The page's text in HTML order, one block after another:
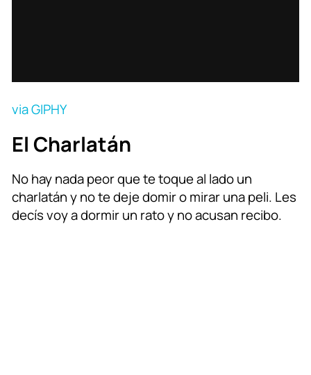
via GIPHY
El Charlatán
No hay nada peor que te toque al lado un
charlatán y no te deje domir o mirar una peli. Les
decís voy a dormir un rato y no acusan recibo.